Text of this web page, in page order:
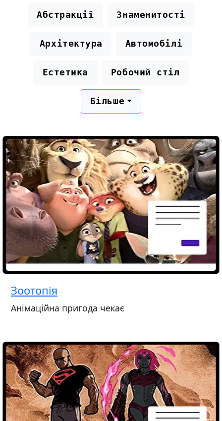
Абстракції Знаменитості
Архітектура Автомобілі
Естетика Робочий стіл
Більше
Зоотопія
Анімаційна пригода чекає